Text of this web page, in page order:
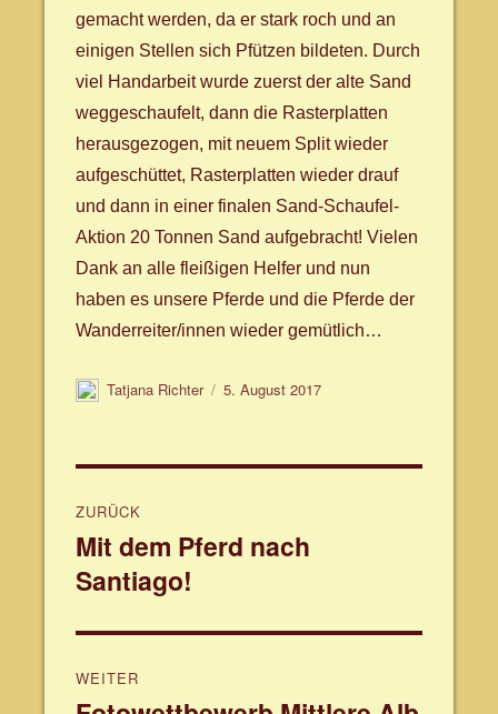
gemacht werden, da er stark roch und an
einigen Stellen sich Pfützen bildeten. Durch
viel Handarbeit wurde zuerst der alte Sand
weggeschaufelt, dann die Rasterplatten
herausgezogen, mit neuem Split wieder
aufgeschüttet, Rasterplatten wieder drauf
und dann in einer finalen Sand-Schaufel-
Aktion 20 Tonnen Sand aufgebracht! Vielen
Dank an alle fleißigen Helfer und nun
haben es unsere Pferde und die Pferde der
Wanderreiter/innen wieder gemütlich…
Autor
Tatjana Richter
Veröffentlicht
5. August 2017
ZURÜCK
Vorheriger
Beitrag:
Mit dem Pferd nach
Santiago!
WEITER